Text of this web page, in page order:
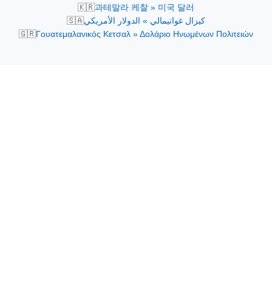
🇰🇷과테말라 케찰 » 미국 달러
🇸🇦كيزال غواتيمالي » الدولار الأمريكي
🇬🇷Γουατεμαλανικός Κετσαλ » Δολάριο Ηνωμένων Πολιτειών